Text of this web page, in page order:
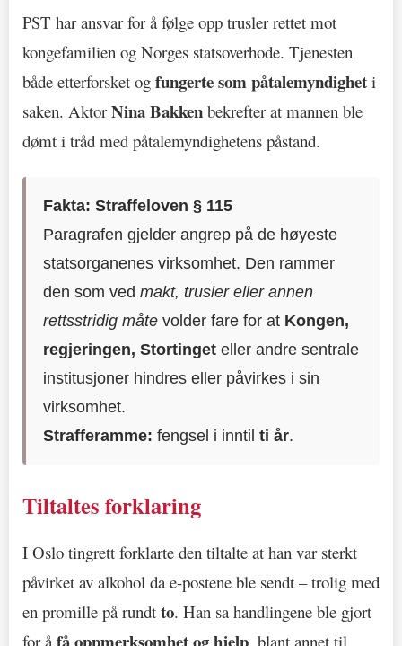
PST har ansvar for å følge opp trusler rettet mot
kongefamilien og Norges statsoverhode. Tjenesten
både etterforsket og fungerte som påtalemyndighet i
saken. AktorNina Bakken bekrefter at mannen ble
dømt i tråd med påtalemyndighetens påstand.
Fakta: Straffeloven § 115
Paragrafen gjelder angrep på de høyeste
statsorganenes virksomhet. Den rammer
den som vedmakt, trusler eller annen
rettsstridig måte volder fare for at Kongen,
regjeringen, Stortinget eller andre sentrale
institusjoner hindres eller påvirkes i sin
virksomhet.
Strafferamme: fengsel i inntilti år.
Tiltaltes forklaring
I Oslo tingrett forklarte den tiltalte at han var sterkt
påvirket av alkohol da e-postene ble sendt – trolig med
en promille på rundt to. Han sa handlingene ble gjort
for å få oppmerksomhet og hjelp , blant annet til